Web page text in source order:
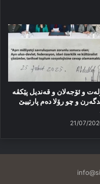
و ئۆجەلان و قەندیل پێکڤە
و چو رۆلا دەم پارتییێ
21/07/